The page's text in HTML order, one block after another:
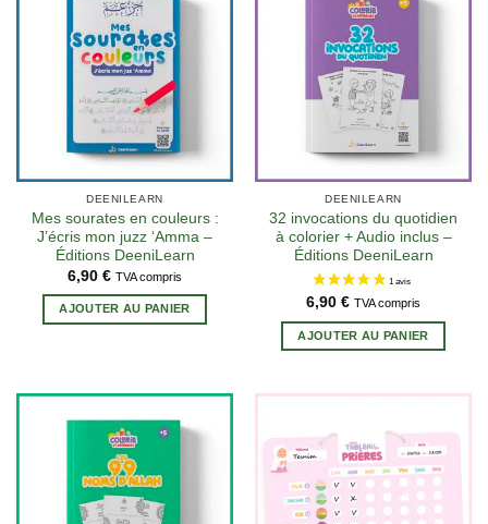
DEENILEARN
Mes sourates en couleurs :
J’écris mon juzz ‘Amma –
Éditions DeeniLearn
6,90 € TVA compris
AJOUTER AU PANIER
DEENILEARN
32 invocations du quotidien
à colorier + Audio inclus –
Éditions DeeniLearn
6,90 € TVA compris
AJOUTER AU PANIER